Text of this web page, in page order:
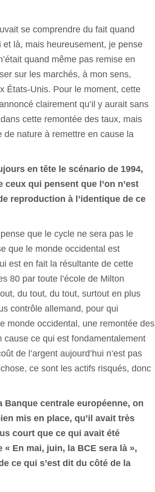
se comprendre du fait quand
là, mais heureusement, je pense
quand même pas remise en
sur les marchés, à mon sens,
États-Unis. Pour le moment, cette
clairement qu’il y aurait sans
cette remontée des taux, mais
nature à remettre en cause la
en tête le scénario de 1994,
qui pensent que l’on n’est
reproduction à l’identique de ce
que le cycle ne sera pas le
que le monde occidental est
est en fait la résultante de cette
80 par toute l’école de Milton
du tout, du tout, surtout en plus
contrôle allemand, pour qui
monde occidental, une remontée des
ce qui est fondamentalement
de l’argent aujourd’hui n’est pas
ce sont les actifs risqués, donc
Banque centrale européenne, on
mis en place, qu’il avait très
court que ce qui avait été
En mai, juin, la BCE sera là »,
ce qui s’est dit du côté de la